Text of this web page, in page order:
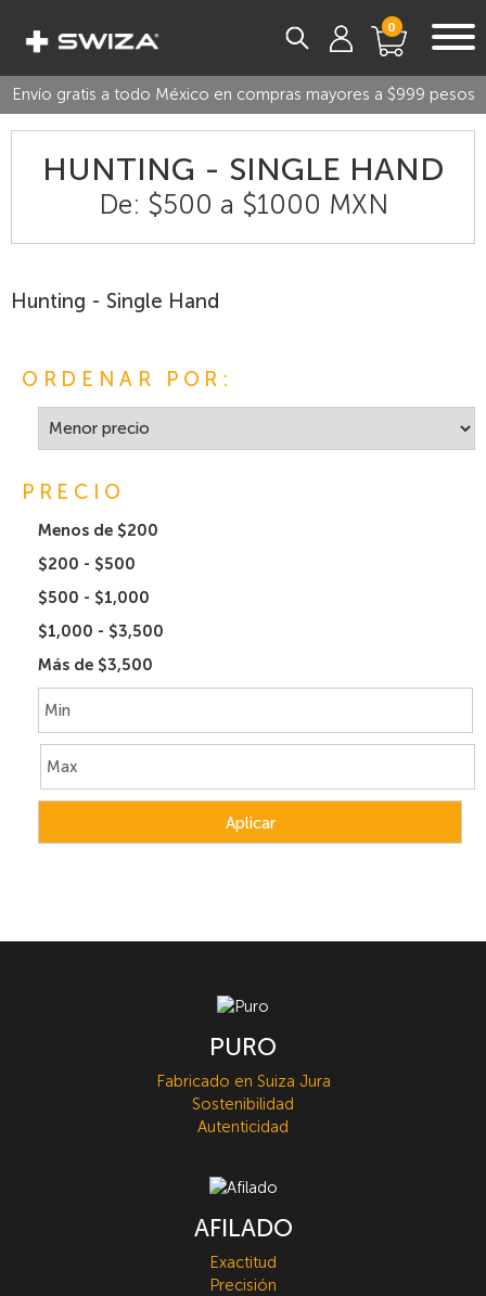
0
Envío gratis a todo México en compras mayores a $999 pesos
HUNTING - SINGLE HAND
De: $500 a $1000 MXN
Hunting - Single Hand
ORDENAR POR:
PRECIO
Menos de $200
$200 - $500
$500 - $1,000
$1,000 - $3,500
Más de $3,500
PURO
Fabricado en Suiza Jura
Sostenibilidad
Autenticidad
AFILADO
Exactitud
Precisión